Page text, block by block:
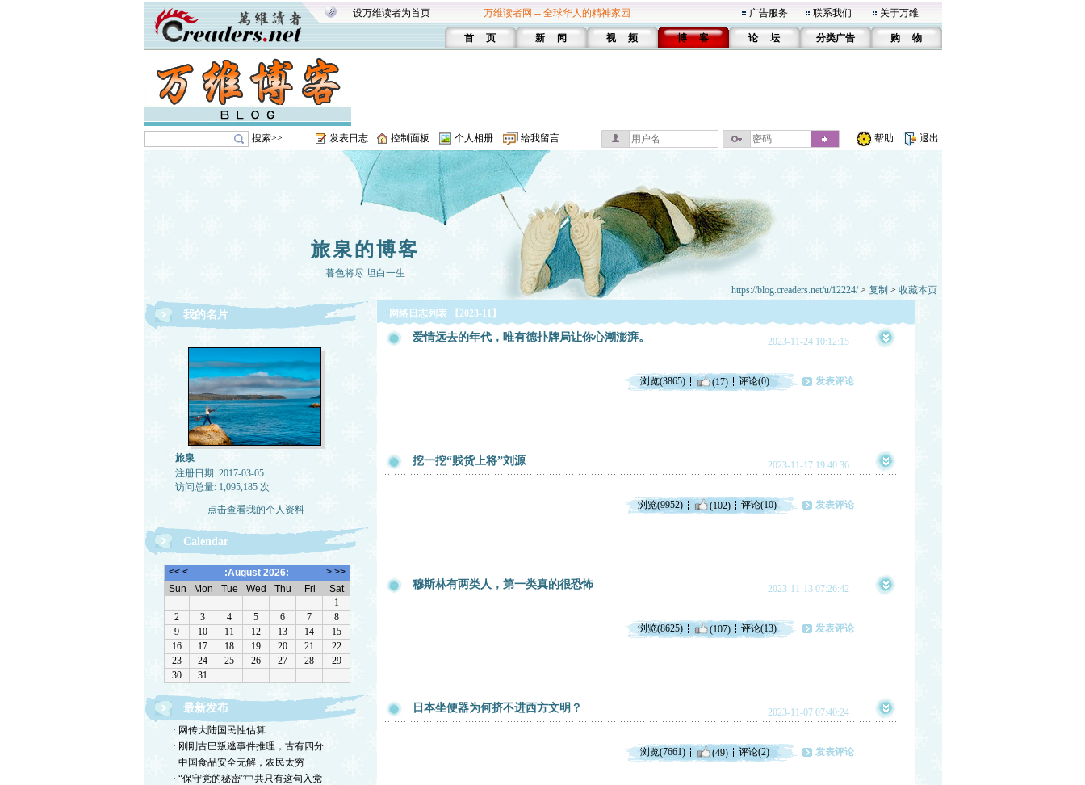
设万维读者为首页 万维读者网 -- 全球华人的精神家园 广告服务 联系我们 关于万维
首 页 新 闻 视 频 博 客 论 坛 分类广告 购 物
搜索>> 发表日志 控制面板 个人相册 给我留言 帮助 退出
旅泉的博客
暮色将尽 坦白一生
https://blog.creaders.net/u/12224/> 复制 > 收藏本页
我的名片
旅泉
注册日期: 2017-03-05
访问总量: 1,095,185 次
点击查看我的个人资料
Calendar
最新发布
· 网传大陆国民性估算
· 刚刚古巴叛逃事件推理，古有四分
· 中国食品安全无解，农民太穷
· “保守党的秘密”中共只有这句入党
网络日志列表 【2023-11】
爱情远去的年代，唯有德扑牌局让你心潮澎湃。 2023-11-24 10:12:15
浏览(3865) (17) 评论(0) 发表评论
挖一挖“贱货上将”刘源 2023-11-17 19:40:36
浏览(9952) (102) 评论(10) 发表评论
穆斯林有两类人，第一类真的很恐怖 2023-11-13 07:26:42
浏览(8625) (107) 评论(13) 发表评论
日本坐便器为何挤不进西方文明？ 2023-11-07 07:40:24
浏览(7661) (49) 评论(2) 发表评论